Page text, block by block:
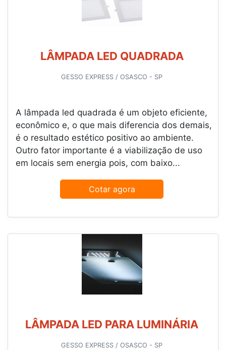
LÂMPADA LED QUADRADA
GESSO EXPRESS / OSASCO - SP
A lâmpada led quadrada é um objeto eficiente,
econômico e, o que mais diferencia dos demais,
é o resultado estético positivo ao ambiente.
Outro fator importante é a viabilização de uso
em locais sem energia pois, com baixo...
Cotar agora
LÂMPADA LED PARA LUMINÁRIA
GESSO EXPRESS / OSASCO - SP